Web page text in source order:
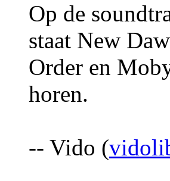
Op de
staat New
Order en
horen.
-- Vido (